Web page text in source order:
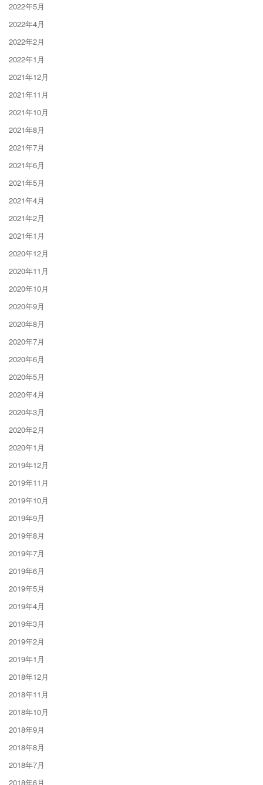
2022年5月
2022年4月
2022年2月
2022年1月
2021年12月
2021年11月
2021年10月
2021年8月
2021年7月
2021年6月
2021年5月
2021年4月
2021年2月
2021年1月
2020年12月
2020年11月
2020年10月
2020年9月
2020年8月
2020年7月
2020年6月
2020年5月
2020年4月
2020年3月
2020年2月
2020年1月
2019年12月
2019年11月
2019年10月
2019年9月
2019年8月
2019年7月
2019年6月
2019年5月
2019年4月
2019年3月
2019年2月
2019年1月
2018年12月
2018年11月
2018年10月
2018年9月
2018年8月
2018年7月
2018年6月